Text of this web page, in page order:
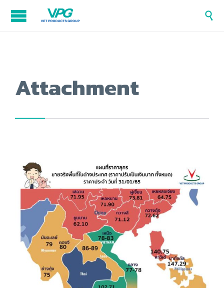

Attachment